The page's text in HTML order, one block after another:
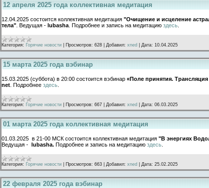
12 апреля 2025 года коллективная медитация
12.04.2025 состоится коллективная медитация "Очищение и исцеление
тела" . Ведущая - lubasha . Подробнее и запись на медитацию здесь
Категория: Горячие новости Просмотров: 628 Добавил: xned Дата: 10.04.2025
15 марта 2025 года вэбинар
15.03.2025 (суббота) в 20:00 состоится вэбинар «Поле принятия.
net . Подробнее здесь
Категория: Горячие новости Просмотров: 667 Добавил: xned Дата: 06.03.2025
01 марта 2025 года коллективная медитация
01.03.2025 в 21-00 МСК состоится коллективная медитация "В энергиях
Ведущая -
lubasha. Подробнее и запись на медитацию здесь
Категория: Горячие новости Просмотров: 663 Добавил: xned Дата: 25.02.2025
22 февраля 2025 года вэбинар